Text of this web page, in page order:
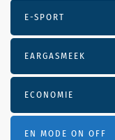
E-SPORT
EARGASMEEK
ECONOMIE
EN MODE ON OFF